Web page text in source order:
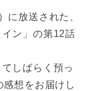
に放送された、
ン」の第12話
しばらく預っ
想をお届けし